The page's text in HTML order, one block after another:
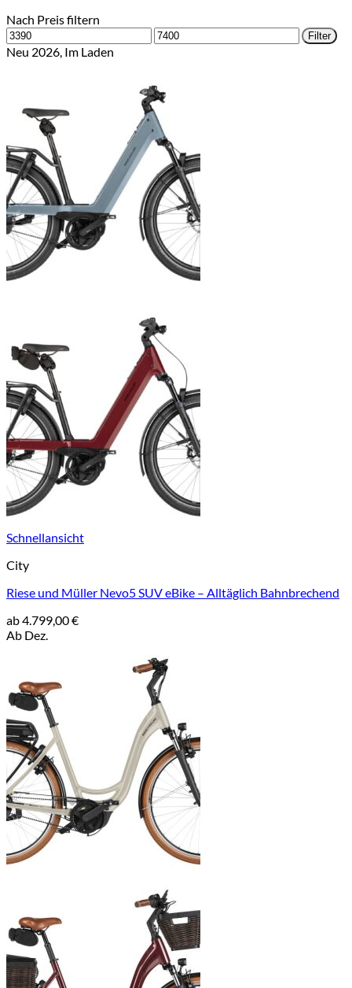
Nach Preis filtern
Min.
Preis
Max.
Preis
Filter
Neu 2026, Im Laden
Schnellansicht
City
Riese und Müller Nevo5 SUV eBike – Alltäglich Bahnbrechend
ab4.799,00€
Ab Dez.